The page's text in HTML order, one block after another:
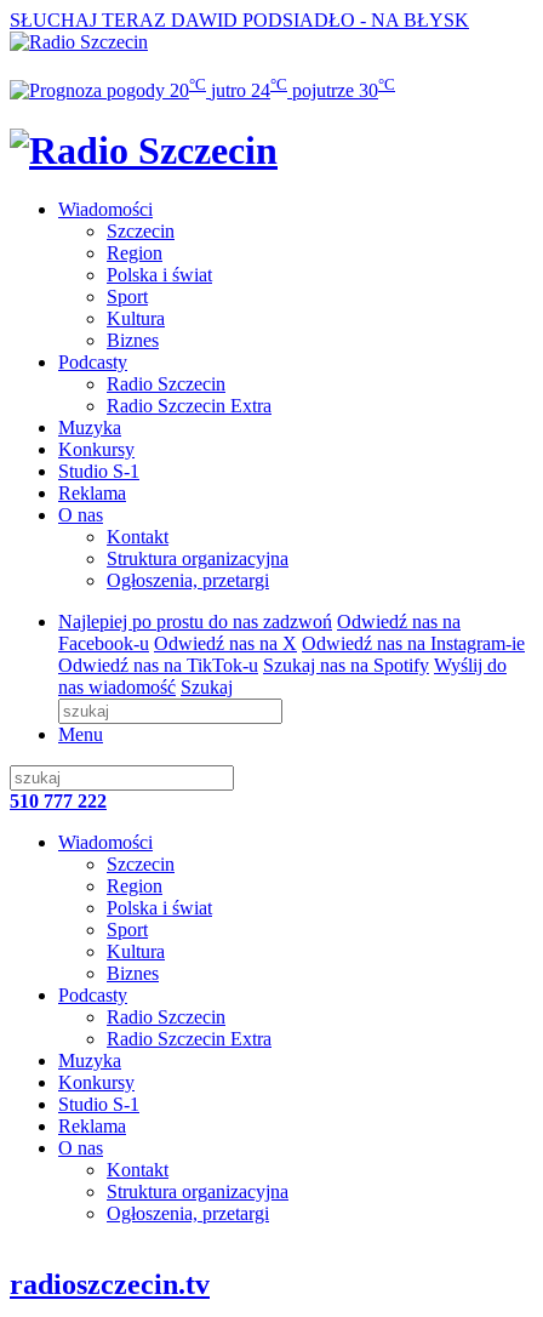
SŁUCHAJ TERAZ DAWID PODSIADŁO - NA BŁYSK
20°C jutro 24°C pojutrze 30°C
Wiadomości
Szczecin
Region
Polska i świat
Sport
Kultura
Biznes
Podcasty
Radio Szczecin
Radio Szczecin Extra
Muzyka
Konkursy
Studio S-1
Reklama
O nas
Kontakt
Struktura organizacyjna
Ogłoszenia, przetargi
Najlepiej po prostu do nas zadzwoń Odwiedź nas na
Facebook-u Odwiedź nas na X Odwiedź nas na Instagram-ie
Odwiedź nas na TikTok-u Szukaj nas na Spotify Wyślij do
nas wiadomość Szukaj
Menu
510 777 222
Wiadomości
Szczecin
Region
Polska i świat
Sport
Kultura
Biznes
Podcasty
Radio Szczecin
Radio Szczecin Extra
Muzyka
Konkursy
Studio S-1
Reklama
O nas
Kontakt
Struktura organizacyjna
Ogłoszenia, przetargi
radioszczecin.tv